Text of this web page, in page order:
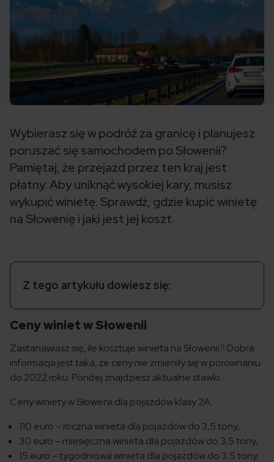
Wybierasz się w podróż za granicę i planujesz
poruszać się samochodem po Słowenii?
Pamiętaj, że przejazd przez ten kraj jest
płatny. Aby uniknąć wysokiej kary, musisz
wykupić winietę. Sprawdź, gdzie kupić winietę
na Słowenię i jaki jest jej koszt.
Z tego artykułu dowiesz się:
Ceny winiet w Słowenii
Zastanawiasz się, ile kosztuje winieta na Słowenii? Dobra
informacja jest taka, że ceny nie zmieniły się w porównaniu
do 2022 roku. Poniżej znajdziesz aktualne stawki.
Ceny winiety w Słowenii dla pojazdów klasy 2A:
110 euro – roczna winieta dla pojazdów do 3,5 tony,
30 euro – miesięczna winieta dla pojazdów do 3,5 tony,
15 euro – tygodniowa winieta dla pojazdów do 3,5 tony.